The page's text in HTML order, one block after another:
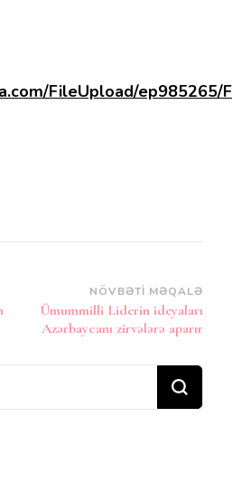
FileUpload/ep985265/
NÖVBƏTI MƏQALƏ
Ümummilli Liderin ideyaları
Azərbaycanı zirvələrə aparır